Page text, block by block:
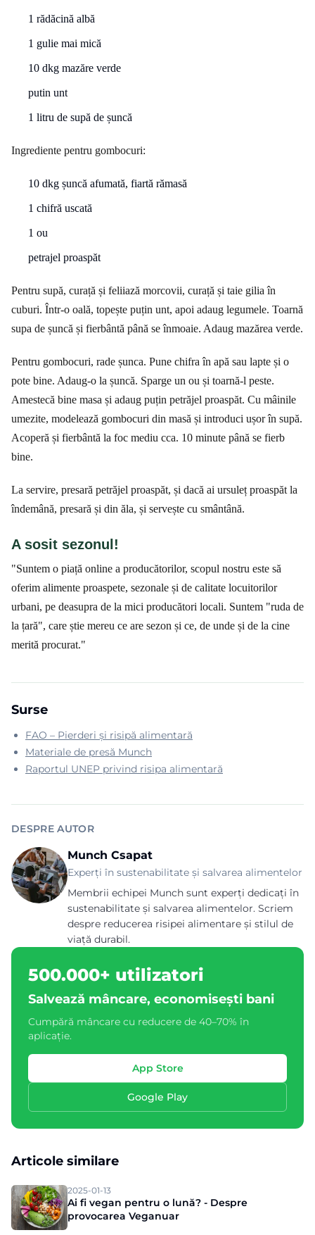
1 rădăcină albă
1 gulie mai mică
10 dkg mazăre verde
putin unt
1 litru de supă de șuncă
Ingrediente pentru gombocuri:
10 dkg șuncă afumată, fiartă rămasă
1 chifră uscată
1 ou
petrajel proaspăt
Pentru supă, curață și feliiază morcovii, curață și taie gilia în
cuburi. Într-o oală, topește puțin unt, apoi adaug legumele. Toarnă
supa de șuncă și fierbântă până se înmoaie. Adaug mazărea verde.
Pentru gombocuri, rade șunca. Pune chifra în apă sau lapte și o
pote bine. Adaug-o la șuncă. Sparge un ou și toarnă-l peste.
Amestecă bine masa și adaug puțin petrăjel proaspăt. Cu mâinile
umezite, modelează gombocuri din masă și introduci ușor în supă.
Acoperă și fierbântă la foc mediu cca. 10 minute până se fierb
bine.
La servire, presară petrăjel proaspăt, și dacă ai ursuleț proaspăt la
îndemână, presară și din ăla, și servește cu smântână.
A sosit sezonul!
"Suntem o piață online a producătorilor, scopul nostru este să
oferim alimente proaspete, sezonale și de calitate locuitorilor
urbani, pe deasupra de la mici producători locali. Suntem "ruda de
la țară", care știe mereu ce are sezon și ce, de unde și de la cine
merită procurat."
Surse
FAO – Pierderi și risipă alimentară
Materiale de presă Munch
Raportul UNEP privind risipa alimentară
DESPRE AUTOR
Munch Csapat
Experți în sustenabilitate și salvarea alimentelor
Membrii echipei Munch sunt experți dedicați în
sustenabilitate și salvarea alimentelor. Scriem
despre reducerea risipei alimentare și stilul de
viață durabil.
500.000+ utilizatori
Salvează mâncare, economisești bani
Cumpără mâncare cu reducere de 40–70% în
aplicație.
App Store
Google Play
Articole similare
2025-01-13
Ai fi vegan pentru o lună? - Despre
provocarea Veganuar